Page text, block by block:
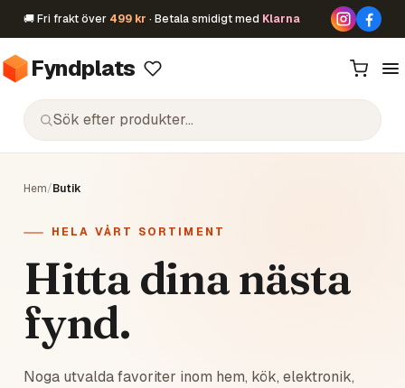
🚚 Fri frakt över 499 kr · Betala smidigt med Klarna
Fyndplats
Hem/Butik
HELA VÅRT SORTIMENT
Hitta dina nästa
fynd.
Noga utvalda favoriter inom hem, kök, elektronik,